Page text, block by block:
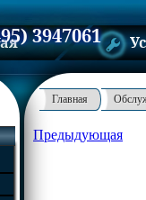
3947061
Главная
Предыдующая